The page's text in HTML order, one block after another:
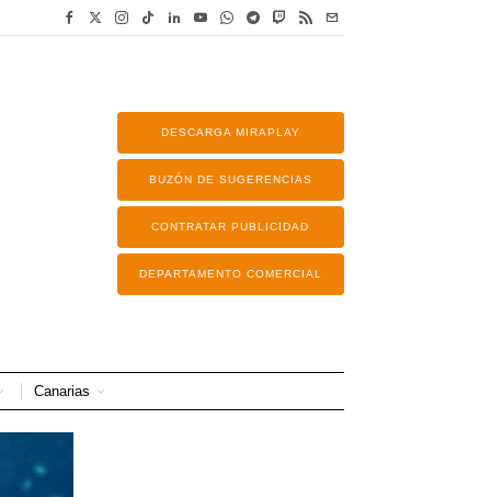
DESCARGA MIRAPLAY
BUZÓN DE SUGERENCIAS
CONTRATAR PUBLICIDAD
DEPARTAMENTO COMERCIAL
Canarias